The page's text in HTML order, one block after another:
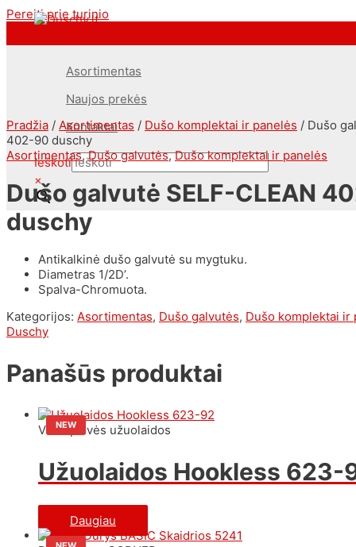
Pereiti prie turinio
Asortimentas
Naujos prekės
Kontaktai
Ieškoti
×
<--Pavel_Shrink_Menu-->
Pradžia / Asortimentas / Dušo komplektai ir panelės / Dušo
402-90 duschy
Asortimentas,Dušo galvutės,Dušo komplektai ir panelės
Dušo galvutė SELF-CLEAN
duschy
Antikalkinė dušo galvutė su mygtuku.
Diametras 1/2D’.
Spalva-Chromuota.
Kategorijos: Asortimentas, Dušo galvutės, Dušo komplektai ir
Duschy
Panašūs produktai
NEW
Vienspalvės užuolaidos
Užuolaidos Hookless 623-
Daugiau